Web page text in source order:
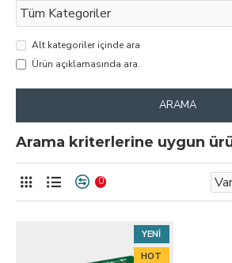
Alt kategoriler içinde ara
Ürün açıklamasında ara.
ARAMA
Arama kriterlerine uygun
0
YENI
HOT